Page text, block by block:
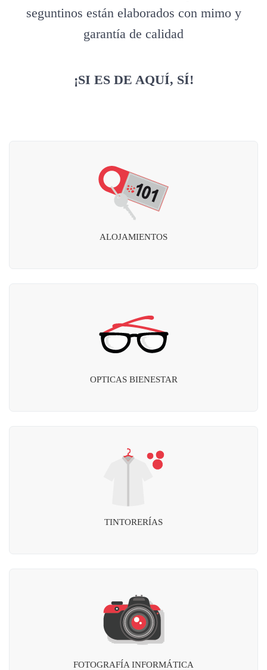
seguntinos están elaborados con mimo y
garantía de calidad
¡SI ES DE AQUÍ, SÍ!
ALOJAMIENTOS
OPTICAS BIENESTAR
TINTORERÍAS
FOTOGRAFÍA INFORMÁTICA